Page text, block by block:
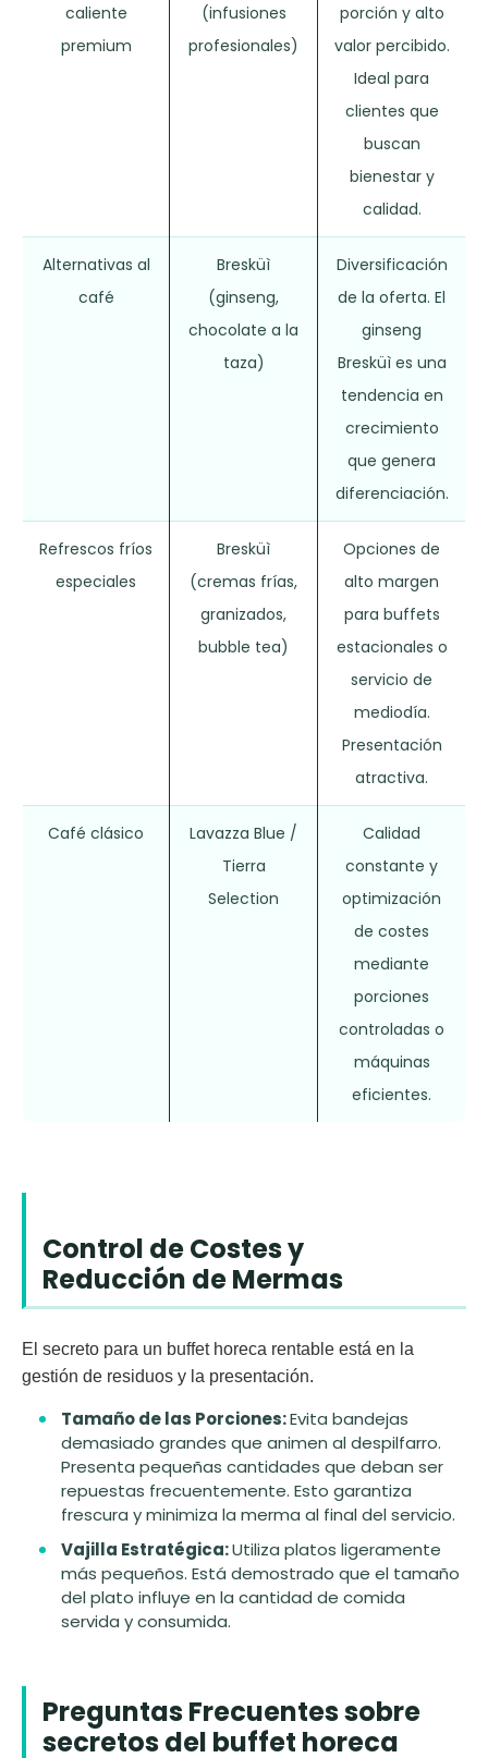
caliente
premium
(infusiones
profesionales)
porción y alto
valor percibido.
Ideal para
clientes que
buscan
bienestar y
calidad.
Alternativas al
café
Bresküì
(ginseng,
chocolate a la
taza)
Diversificación
de la oferta. El
ginseng
Bresküì es una
tendencia en
crecimiento
que genera
diferenciación.
Refrescos fríos
especiales
Bresküì
(cremas frías,
granizados,
bubble tea)
Opciones de
alto margen
para buffets
estacionales o
servicio de
mediodía.
Presentación
atractiva.
Café clásico
Lavazza Blue /
Tierra
Selection
Calidad
constante y
optimización
de costes
mediante
porciones
controladas o
máquinas
eficientes.
Control de Costes y
Reducción de Mermas
El secreto para un buffet horeca rentable está en la
gestión de residuos y la presentación.
Tamaño de las Porciones:Evita bandejas
demasiado grandes que animen al despilfarro.
Presenta pequeñas cantidades que deban ser
repuestas frecuentemente. Esto garantiza
frescura y minimiza la merma al final del servicio.
Vajilla Estratégica:Utiliza platos ligeramente
más pequeños. Está demostrado que el tamaño
del plato influye en la cantidad de comida
servida y consumida.
Preguntas Frecuentes sobre
secretos del buffet horeca